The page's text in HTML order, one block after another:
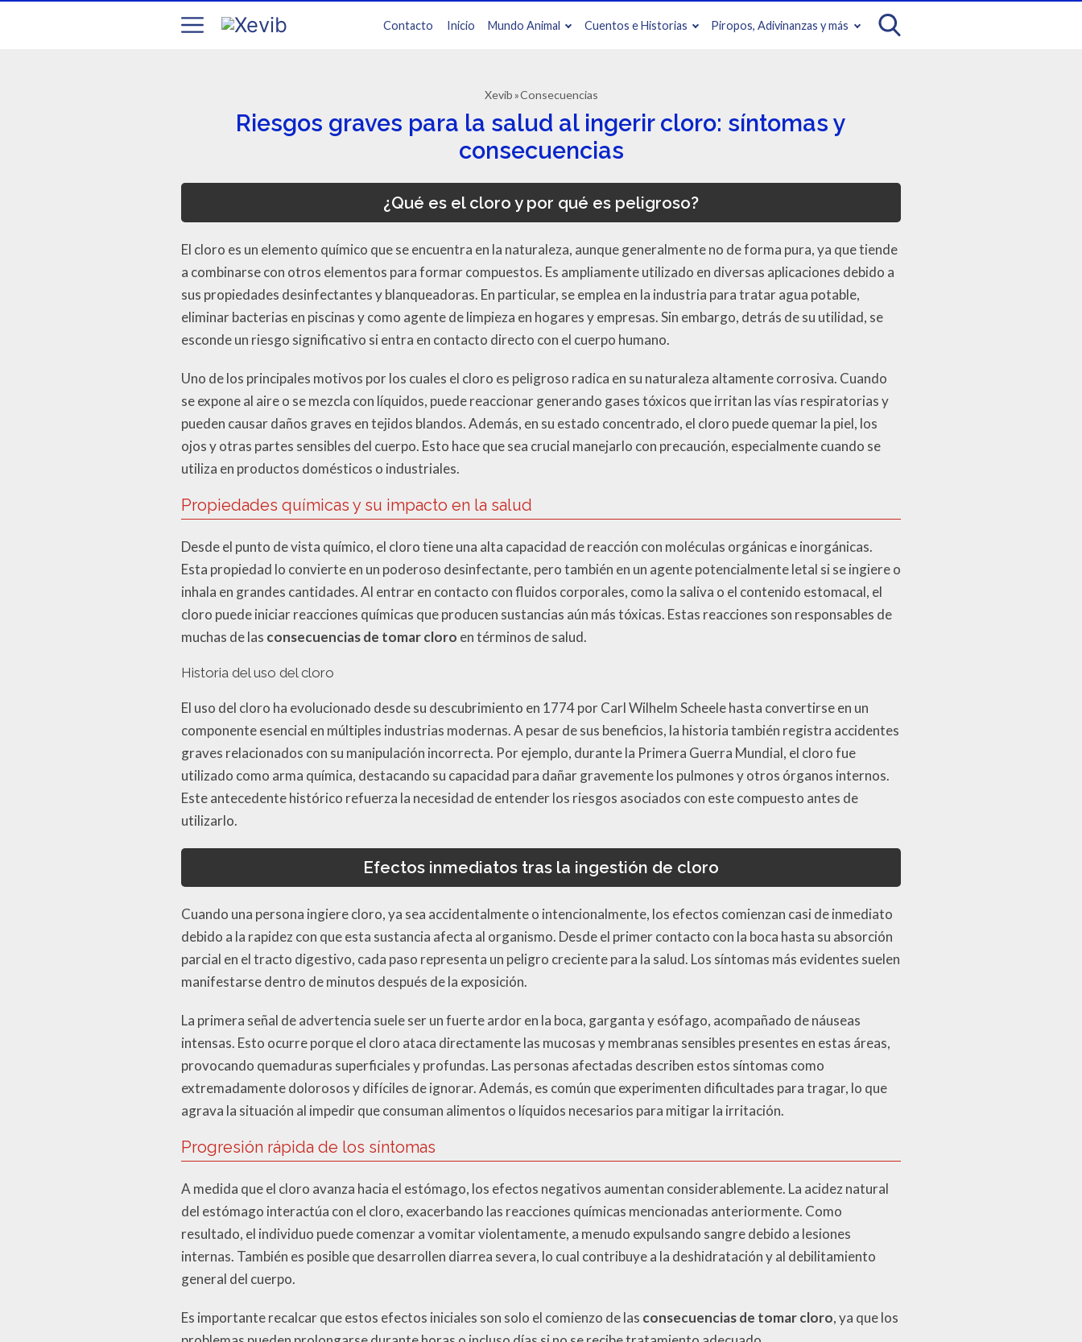
Contacto Inicio Mundo Animal Cuentos e Historias Piropos, Adivinanzas y más
Xevib Consecuencias
Riesgos graves para la salud al ingerir cloro: síntomas y
consecuencias
¿Qué es el cloro y por qué es peligroso?
El cloro es un elemento químico que se encuentra en la naturaleza, aunque generalmente no de forma pura, ya que tiende
a combinarse con otros elementos para formar compuestos. Es ampliamente utilizado en diversas aplicaciones debido a
sus propiedades desinfectantes y blanqueadoras. En particular, se emplea en la industria para tratar agua potable,
eliminar bacterias en piscinas y como agente de limpieza en hogares y empresas. Sin embargo, detrás de su utilidad, se
esconde un riesgo significativo si entra en contacto directo con el cuerpo humano.
Uno de los principales motivos por los cuales el cloro es peligroso radica en su naturaleza altamente corrosiva. Cuando
se expone al aire o se mezcla con líquidos, puede reaccionar generando gases tóxicos que irritan las vías respiratorias y
pueden causar daños graves en tejidos blandos. Además, en su estado concentrado, el cloro puede quemar la piel, los
ojos y otras partes sensibles del cuerpo. Esto hace que sea crucial manejarlo con precaución, especialmente cuando se
utiliza en productos domésticos o industriales.
Propiedades químicas y su impacto en la salud
Desde el punto de vista químico, el cloro tiene una alta capacidad de reacción con moléculas orgánicas e inorgánicas.
Esta propiedad lo convierte en un poderoso desinfectante, pero también en un agente potencialmente letal si se ingiere o
inhala en grandes cantidades. Al entrar en contacto con fluidos corporales, como la saliva o el contenido estomacal, el
cloro puede iniciar reacciones químicas que producen sustancias aún más tóxicas. Estas reacciones son responsables de
muchas de las consecuencias de tomar cloro en términos de salud.
Historia del uso del cloro
El uso del cloro ha evolucionado desde su descubrimiento en 1774 por Carl Wilhelm Scheele hasta convertirse en un
componente esencial en múltiples industrias modernas. A pesar de sus beneficios, la historia también registra accidentes
graves relacionados con su manipulación incorrecta. Por ejemplo, durante la Primera Guerra Mundial, el cloro fue
utilizado como arma química, destacando su capacidad para dañar gravemente los pulmones y otros órganos internos.
Este antecedente histórico refuerza la necesidad de entender los riesgos asociados con este compuesto antes de
utilizarlo.
Efectos inmediatos tras la ingestión de cloro
Cuando una persona ingiere cloro, ya sea accidentalmente o intencionalmente, los efectos comienzan casi de inmediato
debido a la rapidez con que esta sustancia afecta al organismo. Desde el primer contacto con la boca hasta su absorción
parcial en el tracto digestivo, cada paso representa un peligro creciente para la salud. Los síntomas más evidentes suelen
manifestarse dentro de minutos después de la exposición.
La primera señal de advertencia suele ser un fuerte ardor en la boca, garganta y esófago, acompañado de náuseas
intensas. Esto ocurre porque el cloro ataca directamente las mucosas y membranas sensibles presentes en estas áreas,
provocando quemaduras superficiales y profundas. Las personas afectadas describen estos síntomas como
extremadamente dolorosos y difíciles de ignorar. Además, es común que experimenten dificultades para tragar, lo que
agrava la situación al impedir que consuman alimentos o líquidos necesarios para mitigar la irritación.
Progresión rápida de los síntomas
A medida que el cloro avanza hacia el estómago, los efectos negativos aumentan considerablemente. La acidez natural
del estómago interactúa con el cloro, exacerbando las reacciones químicas mencionadas anteriormente. Como
resultado, el individuo puede comenzar a vomitar violentamente, a menudo expulsando sangre debido a lesiones
internas. También es posible que desarrollen diarrea severa, lo cual contribuye a la deshidratación y al debilitamiento
general del cuerpo.
Es importante recalcar que estos efectos iniciales son solo el comienzo de las consecuencias de tomar cloro, ya que los